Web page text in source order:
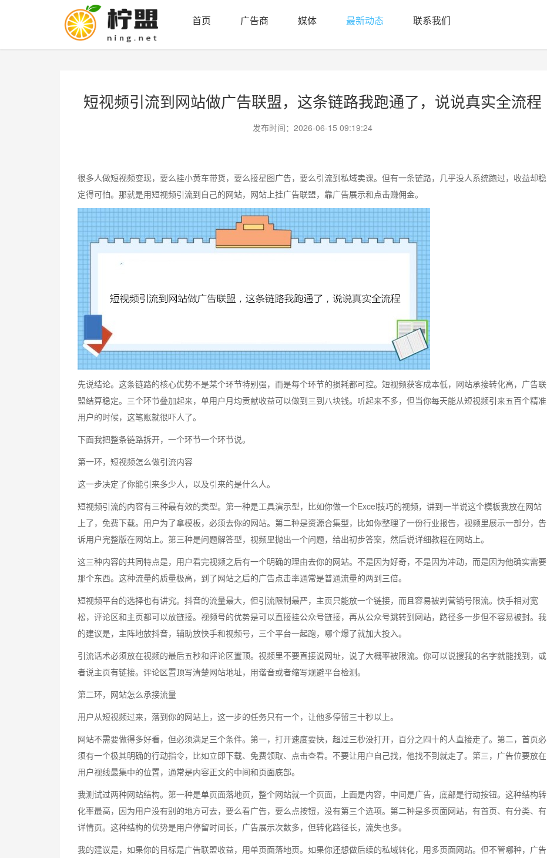
首页 广告商 媒体 最新动态 联系我们
短视频引流到网站做广告联盟，这条链路我跑通了，说说真实全流程
发布时间：2026-06-15 09:19:24
很多人做短视频变现，要么挂小黄车带货，要么接星图广告，要么引流到私域卖课。但有一条链路，几乎没人系统跑过，收益却稳
定得可怕。那就是用短视频引流到自己的网站，网站上挂广告联盟，靠广告展示和点击赚佣金。
先说结论。这条链路的核心优势不是某个环节特别强，而是每个环节的损耗都可控。短视频获客成本低，网站承接转化高，广告联
盟结算稳定。三个环节叠加起来，单用户月均贡献收益可以做到三到八块钱。听起来不多，但当你每天能从短视频引来五百个精准
用户的时候，这笔账就很吓人了。
下面我把整条链路拆开，一个环节一个环节说。
第一环，短视频怎么做引流内容
这一步决定了你能引来多少人，以及引来的是什么人。
短视频引流的内容有三种最有效的类型。第一种是工具演示型，比如你做一个Excel技巧的视频，讲到一半说这个模板我放在网站
上了，免费下载。用户为了拿模板，必须去你的网站。第二种是资源合集型，比如你整理了一份行业报告，视频里展示一部分，告
诉用户完整版在网站上。第三种是问题解答型，视频里抛出一个问题，给出初步答案，然后说详细教程在网站上。
这三种内容的共同特点是，用户看完视频之后有一个明确的理由去你的网站。不是因为好奇，不是因为冲动，而是因为他确实需要
那个东西。这种流量的质量极高，到了网站之后的广告点击率通常是普通流量的两到三倍。
短视频平台的选择也有讲究。抖音的流量最大，但引流限制最严，主页只能放一个链接，而且容易被判营销号限流。快手相对宽
松，评论区和主页都可以放链接。视频号的优势是可以直接挂公众号链接，再从公众号跳转到网站，路径多一步但不容易被封。我
的建议是，主阵地放抖音，辅助放快手和视频号，三个平台一起跑，哪个爆了就加大投入。
引流话术必须放在视频的最后五秒和评论区置顶。视频里不要直接说网址，说了大概率被限流。你可以说搜我的名字就能找到，或
者说主页有链接。评论区置顶写清楚网站地址，用谐音或者缩写规避平台检测。
第二环，网站怎么承接流量
用户从短视频过来，落到你的网站上，这一步的任务只有一个，让他多停留三十秒以上。
网站不需要做得多好看，但必须满足三个条件。第一，打开速度要快，超过三秒没打开，百分之四十的人直接走了。第二，首页必
须有一个极其明确的行动指令，比如立即下载、免费领取、点击查看。不要让用户自己找，他找不到就走了。第三，广告位要放在
用户视线最集中的位置，通常是内容正文的中间和页面底部。
我测试过两种网站结构。第一种是单页面落地页，整个网站就一个页面，上面是内容，中间是广告，底部是行动按钮。这种结构转
化率最高，因为用户没有别的地方可去，要么看广告，要么点按钮，没有第三个选项。第二种是多页面网站，有首页、有分类、有
详情页。这种结构的优势是用户停留时间长，广告展示次数多，但转化路径长，流失也多。
我的建议是，如果你的目标是广告联盟收益，用单页面落地页。如果你还想做后续的私域转化，用多页面网站。但不管哪种，广告